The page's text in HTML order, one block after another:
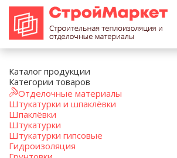
Каталог продукции
Категории товаров
Отделочные материалы
Штукатурки и шпаклёвки
Шпаклёвки
Штукатурки
Штукатурки гипсовые
Гидроизоляция